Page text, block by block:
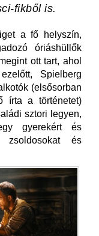
fikből is.
a fő helyszín,
óriáshüllők
ott tart, ahol
Spielberg
(elsősorban
írta a történetet)
sztori legyen,
gyerekért és
zsoldosokat és